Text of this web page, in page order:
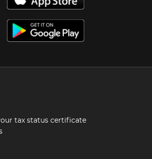
tax status certificate